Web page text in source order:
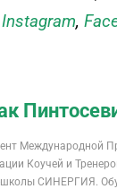
Instagram,
Международной
Коучей и
школы СИНЕРГИЯ.